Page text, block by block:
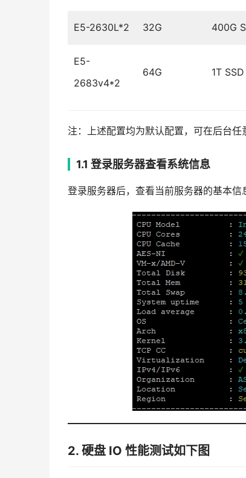
E5-2630L*2 32G 400G
E5-
2683v4*2
64G 1T SSD
注：上述配置均为默认配置，可在后台
1.1 登录服务器查看系统信息
登录服务器后，查看当前服务器的基本信
2. 硬盘 IO 性能测试如下图